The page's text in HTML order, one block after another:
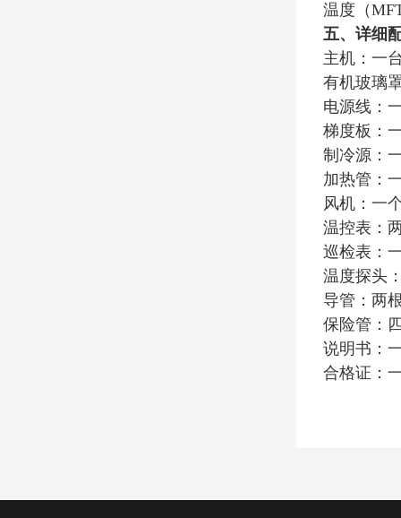
温度（
五、详细
主机：一
有机玻璃
电源线：
梯度板：
制冷源：
加热管：
风机：一
温控表：
巡检表：
温度探头
导管：两
保险管：
说明书：
合格证：